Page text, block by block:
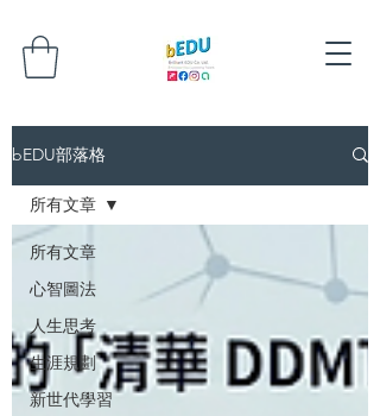
bEDU部落格
所有文章
心智圖法
人生思考
生涯規劃
新世代學習
所有文章